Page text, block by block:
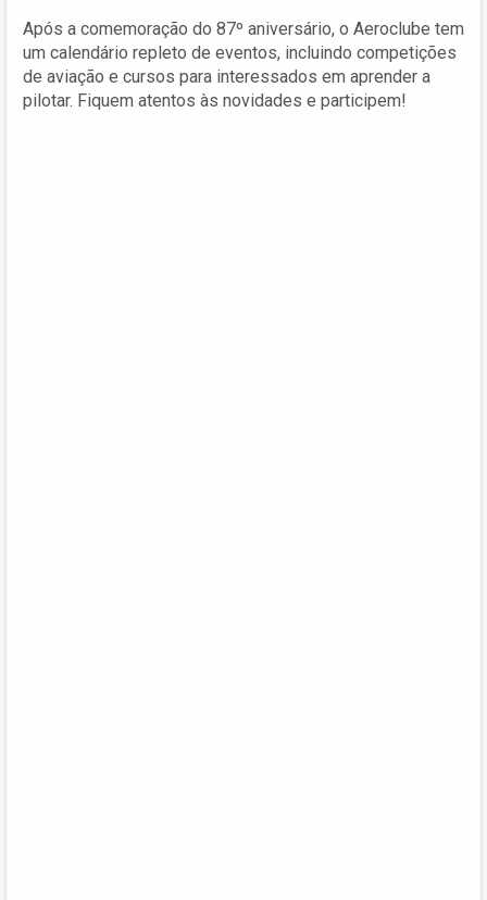
Após a comemoração do 87º aniversário, o Aeroclube tem
um calendário repleto de eventos, incluindo competições
de aviação e cursos para interessados em aprender a
pilotar. Fiquem atentos às novidades e participem!